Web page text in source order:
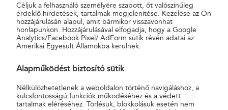
GYAKORI KÉRDÉSEK
Ki veheti igénybe az akciót?
Céljuk a felhasználó személyére szabott, őt valószínűleg
érdeklő hirdetések, tartalmak megjelenítése. Kezelése az Ön
hozzájárulásán alapul, amit bármikor visszavonhat
honlapunkon. Hozzájárulásával elfogadja, hogy a Google
Analytics/Facebook Pixel/ AdForm sütik révén adatai az
Amerikai Egyesült Államokba kerülnek.
Alapműködést biztosító sütik
Nélkülözhetetlenek a weboldalon történő navigáláshoz, a
kulcsfontosságú funkciók működéséhez és a védett
tartalmak eléréséhez. Törlésük, blokkolásuk esetén nem